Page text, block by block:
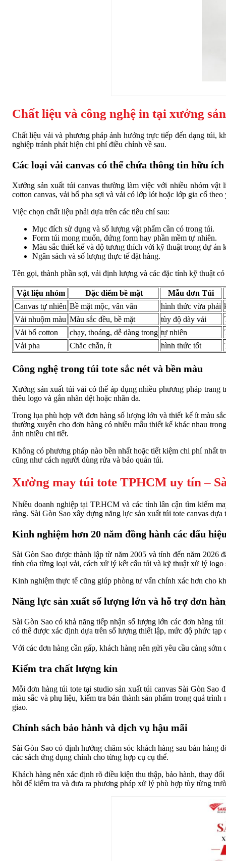
Chất liệu và công nghệ in tại xưởng
Chất liệu vải và phương pháp ảnh hưởng trực tiếp đến dạng túi,
nghiệp tránh phát hiện chi phí điều chỉnh về sau.
Các loại vải canvas có thể chứa thông tin hữu
Xưởng sản xuất túi canvas thường làm việc với nhiều nhóm vật
cotton canvas, vải bố pha sợi và vải có lớp lót hoặc lớp gia cố theo
Việc chọn chất liệu phải dựa trên các tiêu chí sau:
Mục đích sử dụng và số lượng vật phẩm cần có trong túi.
Form túi mong muốn, đứng form hay phần mềm tự nhiên.
Màu sắc thiết kế và độ tương thích với kỹ thuật trong dự án
Ngân sách và số lượng thực tế đặt hàng.
Tên gọi, thành phần sợi, vải định lượng và các đặc tính kỹ thuật
Vật liệu nhóm Đặc điểm bề mặt
Mẫu đơn Túi
Canvas tự nhiên Bề mặt mộc, vân vân hình thức vừa phải
Vải nhuộm màu Màu sắc đều, bề mặt tùy độ dày vải
Vải bố cotton
chạy, thoáng, dễ dàng trong tự nhiên
Vải pha
Chắc chắn, ít hình thức tốt
Công nghệ trong túi tote sắc nét và bền màu
Xưởng sản xuất túi vải có thể áp dụng nhiều phương pháp
thêu logo và gắn nhãn dệt hoặc nhãn da.
Trong lụa phù hợp với đơn hàng số lượng lớn và thiết kế ít màu
thường xuyên cho đơn hàng có nhiều mẫu thiết kế khác nhau
ảnh nhiều chi tiết.
Không có phương pháp nào bền nhất hoặc tiết kiệm chi phí nhất
cũng như cách người dùng rửa và bảo quản túi.
Xưởng may túi tote TPHCM uy tín –
Nhiều doanh nghiệp tại TP.HCM và các tỉnh lân cận tìm kiếm
ràng. Sài Gòn Sao xây dựng năng lực sản xuất túi tote canvas
Kinh nghiệm hơn 20 năm đồng hành các dấu
Sài Gòn Sao được thành lập từ năm 2005 và tính đến năm
tính của từng loại vải, cách xử lý kết cấu túi và kỹ thuật xử lý
Kinh nghiệm thực tế cũng giúp phòng tư vấn chính xác hơn cho
Năng lực sản xuất số lượng lớn và hỗ trợ đơn
Sài Gòn Sao có khả năng tiếp nhận số lượng lớn các đơn hàng
có thể được xác định dựa trên số lượng thiết lập, mức độ phức
Với các đơn hàng cần gấp, khách hàng nên gửi yêu cầu càng
Kiểm tra chất lượng kín
Mỗi đơn hàng túi tote tại studio sản xuất túi canvas Sài Gòn
màu sắc và phụ liệu, kiểm tra bán thành sản phẩm trong quá
giao.
Chính sách bảo hành và dịch vụ hậu mãi
Sài Gòn Sao có định hướng chăm sóc khách hàng sau bán
các sách ứng dụng chính cho từng hợp cụ cụ thể.
Khách hàng nên xác định rõ điều kiện thu thập, bảo hành, thay
hồi để kiểm tra và đưa ra phương pháp xử lý phù hợp tùy từng